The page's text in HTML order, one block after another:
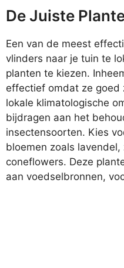
De Juiste
Een van de meest
vlinders naar je tuin te
planten te kiezen.
effectief omdat ze goed
lokale klimatologische
bijdragen aan het
insectensoorten. Kies
bloemen zoals
coneflowers. Deze
aan voedselbronnen,